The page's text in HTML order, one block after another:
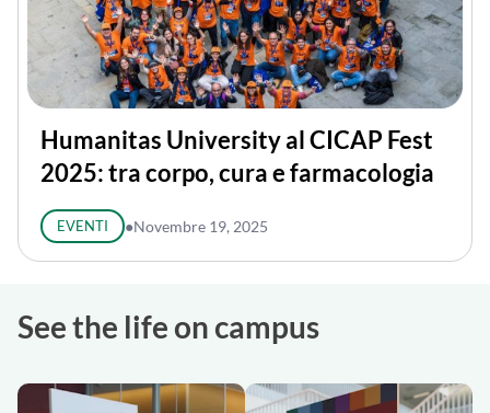
Humanitas University al CICAP Fest
2025: tra corpo, cura e farmacologia
EVENTI ●Novembre 19, 2025
See the life on campus